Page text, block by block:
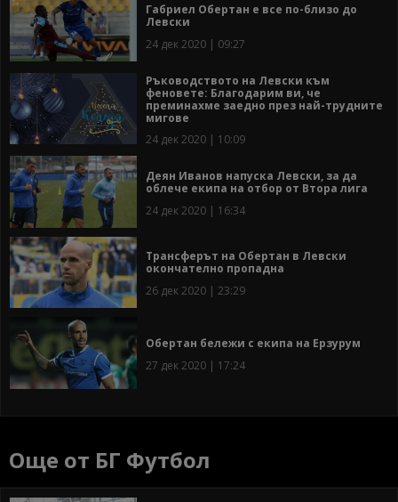
Габриел Обертан е все по-близо до
Левски
24 дек 2020 | 09:27
Ръководството на Левски към
феновете: Благодарим ви, че
преминахме заедно през най-трудните
мигове
24 дек 2020 | 10:09
Деян Иванов напуска Левски, за да
облече екипа на отбор от Втора лига
24 дек 2020 | 16:34
Трансферът на Обертан в Левски
окончателно пропадна
26 дек 2020 | 23:29
Обертан бележи с екипа на Ерзурум
27 дек 2020 | 17:24
Още от БГ Футбол